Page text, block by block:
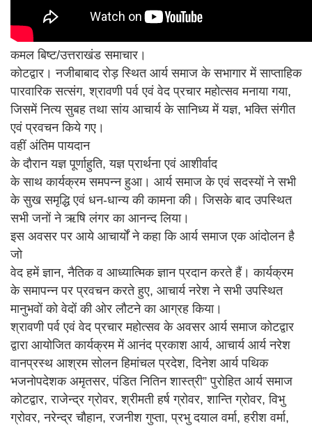
कमल बिष्ट/उत्तराखंड समाचार।
कोटद्वार। नजीबाबाद रोड़ स्थित आर्य समाज के सभागार में साप्ताहिक
पारवारिक सत्संग, श्रावणी पर्व एवं वेद प्रचार महोत्सव मनाया गया,
जिसमें नित्य सुबह तथा सांय आचार्य के सानिध्य में यज्ञ, भक्ति संगीत
एवं प्रवचन किये गए।
वहीं अंतिम पायदान
के दौरान यज्ञ पूर्णाहुति, यज्ञ प्रार्थना एवं आशीर्वाद
के साथ कार्यक्रम समपन्न हुआ। आर्य समाज के एवं सदस्यों ने सभी
के सुख समृद्धि एवं धन-धान्य की कामना की। जिसके बाद उपस्थित
सभी जनों ने ऋषि लंगर का आनन्द लिया।
इस अवसर पर आये आचार्यों ने कहा कि आर्य समाज एक आंदोलन है
जो
वेद हमें ज्ञान, नैतिक व आध्यात्मिक ज्ञान प्रदान करते हैं। कार्यक्रम
के समापन्न पर प्रवचन करते हुए, आचार्य नरेश ने सभी उपस्थित
मानुभवों को वेदों की ओर लौटने का आग्रह किया।
श्रावणी पर्व एवं वेद प्रचार महोत्सव के अवसर आर्य समाज कोटद्वार
द्वारा आयोजित कार्यक्रम में आनंद प्रकाश आर्य, आचार्य आर्य नरेश
वानप्रस्थ आश्रम सोलन हिमांचल प्रदेश, दिनेश आर्य पथिक
भजनोपदेशक अमृतसर, पंडित नितिन शास्त्री” पुरोहित आर्य समाज
कोटद्वार, राजेन्द्र ग्रोवर, श्रीमती हर्ष ग्रोवर, शान्ति ग्रोवर, विभु
ग्रोवर, नरेन्द्र चौहान, रजनीश गुप्ता, प्रभु दयाल वर्मा, हरीश वर्मा,